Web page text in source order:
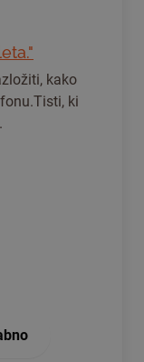
kako
ki